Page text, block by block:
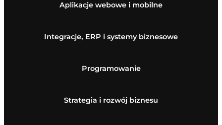
Aplikacje webowe i mobilne
Integracje, ERP i systemy biznesowe
Programowanie
Strategia i rozwój biznesu